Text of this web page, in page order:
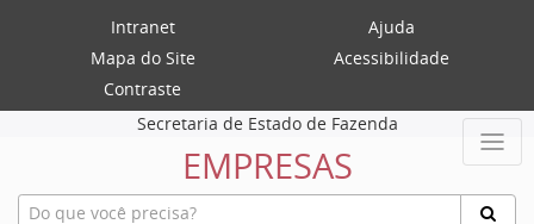
Intranet
Ajuda
Mapa do Site
Acessibilidade
Contraste
Secretaria de Estado de Fazenda
EMPRESAS